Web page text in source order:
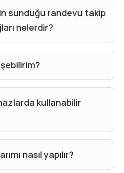
sunduğu randevu takip
nelerdir?
kullanabilir
nasıl yapılır?